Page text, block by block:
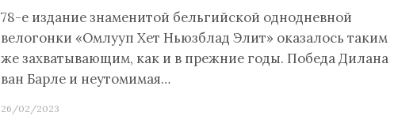
78-е издание знаменитой бельгийской однодневной
велогонки «Омлууп Хет Ньюзблад Элит» оказалось таким
же захватывающим, как и в прежние годы. Победа Дилана
ван Барле и неутомимая…
26/02/2023